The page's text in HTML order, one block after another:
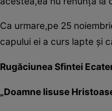
Ca urmare,pe 25
capului ei a curs lapte şi
Rugăciunea Sfintei
„Doamne Iisuse